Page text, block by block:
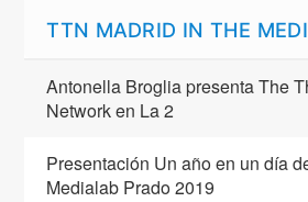
TTN MADRID IN THE
Antonella Broglia presenta The
Network en La 2
Presentación Un año en un día
Medialab Prado 2019